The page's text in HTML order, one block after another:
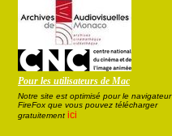
Pour les utilisateurs de Mac
Notre site est optimisé pour le navigateur
FireFox que vous pouvez télécharger
gratuitement ici